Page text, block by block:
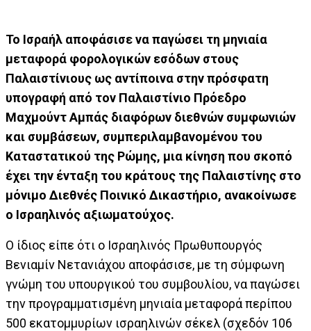
Το Ισραήλ αποφάσισε να παγώσει τη μηνιαία
μεταφορά φορολογικών εσόδων στους
Παλαιστίνιους ως αντίποινα στην πρόσφατη
υπογραφή από τον Παλαιστίνιο Πρόεδρο
Μαχμούντ Αμπάς διαφόρων διεθνών συμφωνιών
και συμβάσεων, συμπεριλαμβανομένου του
Καταστατικού της Ρώμης, μια κίνηση που σκοπό
έχει την ένταξη του κράτους της Παλαιστίνης στο
μόνιμο Διεθνές Ποινικό Δικαστήριο, ανακοίνωσε
ο Ισραηλινός αξιωματούχος.
Ο ίδιος είπε ότι ο Ισραηλινός Πρωθυπουργός
Βενιαμίν Νετανιάχου αποφάσισε, με τη σύμφωνη
γνώμη του υπουργικού του συμβουλίου, να παγώσει
την προγραμματισμένη μηνιαία μεταφορά περίπου
500 εκατομμυρίων ισραηλινών σέκελ (σχεδόν 106